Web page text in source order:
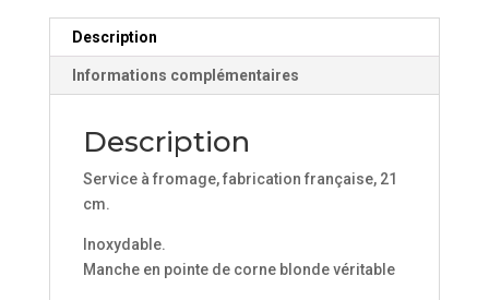
Description
Informations complémentaires
Description
Service à fromage, fabrication française, 21
cm.
Inoxydable.
Manche en pointe de corne blonde véritable